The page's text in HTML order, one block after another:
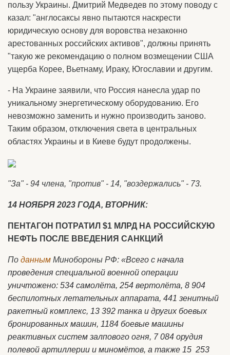
пользу Украины. Дмитрий Медведев по этому поводу с
казал: "англосаксы явно пытаются наскрести
юридическую основу для воровства незаконно
арестованных российских активов", должны принять
"такую же рекомендацию о полном возмещении США
ущерба Корее, Вьетнаму, Ираку, Югославии и другим.
- На Украине заявили, что Россия нанесла удар по
уникальному энергетическому оборудованию. Его
невозможно заменить и нужно производить заново.
Таким образом, отключения света в центральных
областях Украины и в Киеве будут продолжены.
"За" - 94 члена, "против" - 14, "воздержались" - 73.
14 НОЯБРЯ 2023 ГОДА, ВТОРНИК:
ПЕНТАГОН ПОТРАТИЛ $1 МЛРД НА РОССИЙСКУЮ
НЕФТЬ ПОСЛЕ ВВЕДЕНИЯ САНКЦИЙ
По данным Минобороны РФ: «Всего с начала
проведения специальной военной операции
уничтожено: 534 самолёта, 254 вертолёта, 8 904
беспилотных летательных аппарата, 441 зенитный
ракетный комплекс, 13 392 танка и других боевых
бронированных машин, 1184 боевые машины
реактивных систем залпового огня, 7 084 орудия
полевой артиллерии и миномётов, а также 15 253